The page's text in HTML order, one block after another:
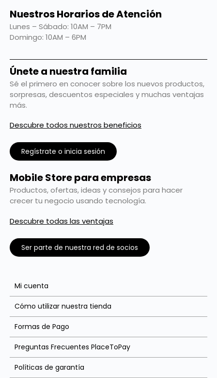
Nuestros Horarios de Atención
Lunes – Sábado: 10AM – 7PM
Domingo: 10AM – 6PM
Únete a nuestra familia
Sé el primero en conocer sobre los nuevos productos,
sorpresas, descuentos especiales y muchas ventajas
más.
Descubre todos nuestros beneficios
Regístrate o inicia sesión
Mobile Store para empresas
Productos, ofertas, ideas y consejos para hacer
crecer tu negocio usando tecnología.
Descubre todas las ventajas
Ser parte de nuestra red de socios
Mi cuenta
Cómo utilizar nuestra tienda
Formas de Pago
Preguntas Frecuentes PlaceToPay
Políticas de garantía